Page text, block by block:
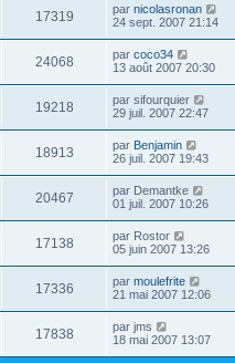
17319 par nicolasronan
24 sept. 2007 21:14
24068 par coco34
13 août 2007 20:30
19218 par sifourquier
29 juil. 2007 22:47
18913 par Benjamin
26 juil. 2007 19:43
20467 par Demantke
01 juil. 2007 10:26
17138 par Rostor
05 juin 2007 13:26
17336 par moulefrite
21 mai 2007 12:06
17838 par jms
18 mai 2007 13:07